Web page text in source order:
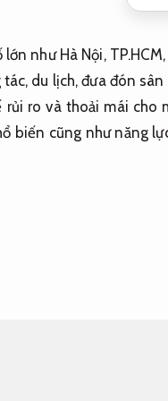
như Hà Nội,
du lịch, đưa đón
ro và thoải mái cho
biến cũng như năng